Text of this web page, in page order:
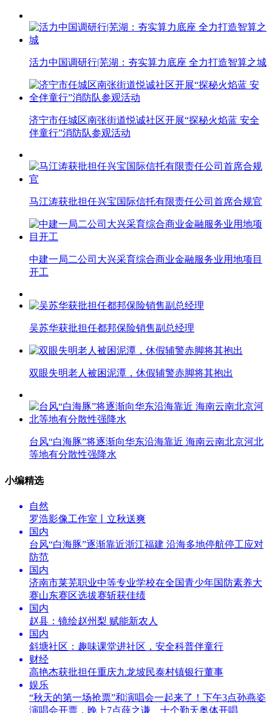
活力中国调研行|芜湖：夯实算力底座 全力打造智算之城
济宁市任城区南张街道悦诚社区开展“探秘火焰蓝 安全
伴童行”消防队参观活动
马江涛获批担任兴宝国际信托有限责任公司首席合规官
中建一局二公司大兴采育综合商业金融服务业用地项目
开工
吴苏华获批担任都邦保险销售副总经理
双眼失明老人被困泥潭，休假辅警赤脚将其抱出
台风“白海豚”将逐渐向华东沿海靠近 海南云南北京河北
等地有分散性强降水
小编精选
自然
罗浩影像工作室丨立秋送爽
国内
台风“白海豚”逐渐靠近浙江福建 沿海多地停航停工应对
防范
国内
济南市莱芜职业中等专业学校在全国青少年国防素养大
赛山东赛区选拔赛斩获佳绩
国内
赵县：镜绘赵州梨 赋能新农人
国内
斜塘社区：趣味课堂进社区，安全科普伴童行
财经
高艳杰获批担任重庆九龙坡民泰村镇银行董事
娱乐
“秋天的第一场抢票”和演唱会一起来了！下午3点孙燕姿
演唱会开票，晚上7点薛之谦、十个勤天奥体开唱